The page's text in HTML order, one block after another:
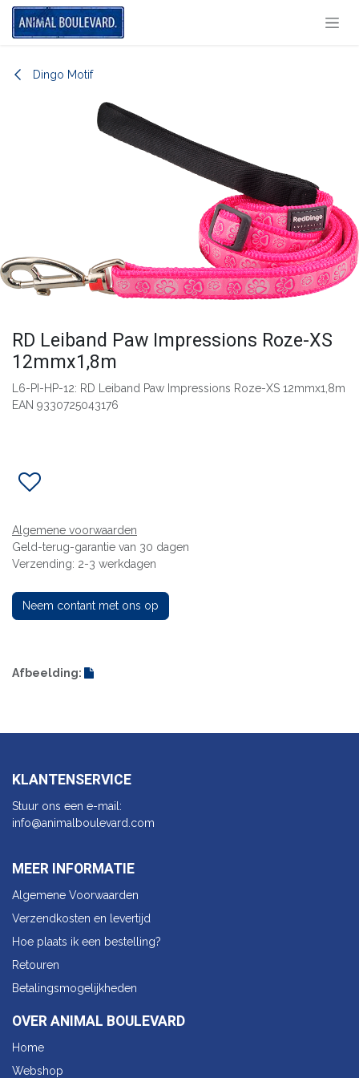
Overslaan naar inhoud
Dingo Motif
RD Leiband Paw Impressions Roze-XS
12mmx1,8m
L6-PI-HP-12: RD Leiband Paw Impressions Roze-XS 12mmx1,8m
EAN 9330725043176
Algemene voorwaarden
Geld-terug-garantie van 30 dagen
Verzending: 2-3 werkdagen
Neem contant met ons op
Afbeelding:
KLANTENSERVICE
Stuur ons een e-mail:
info@animalbo​ulevard.com
MEER INFORMATIE
Algemene Voorwaarden
Verzendkosten en levertijd
Hoe plaats ik een bestelling?
Retouren
Betalingsmogelijkheden
OVER ANIMAL BOULEVARD
Home
Webshop